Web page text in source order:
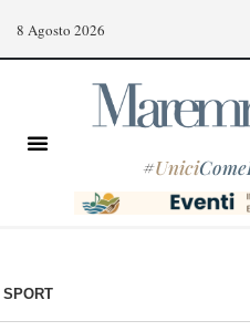
8 Agosto 2026
#Unici
SPORT